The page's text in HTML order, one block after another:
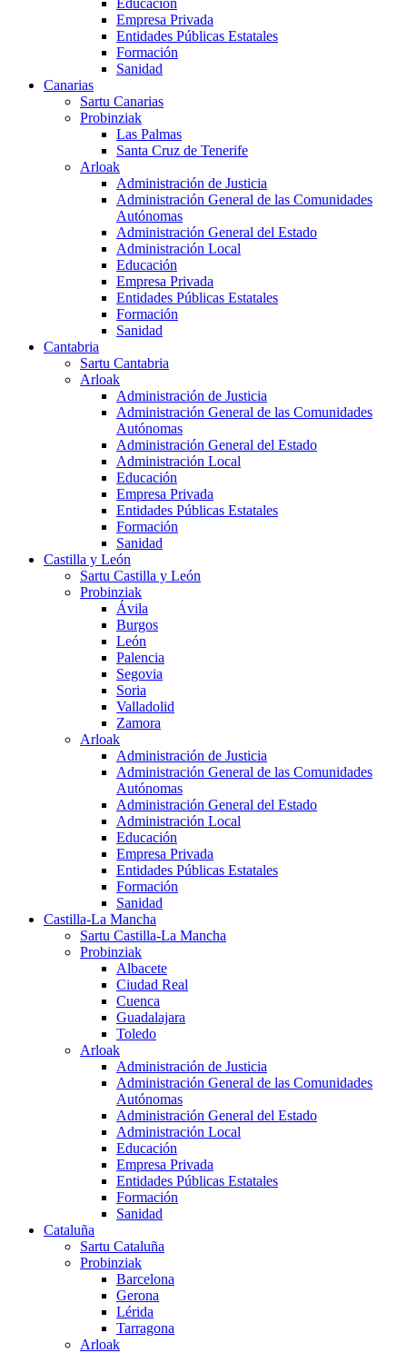
Educación
Empresa Privada
Entidades Públicas Estatales
Formación
Sanidad
Canarias
Sartu Canarias
Probinziak
Las Palmas
Santa Cruz de Tenerife
Arloak
Administración de Justicia
Administración General de las Comunidades
Autónomas
Administración General del Estado
Administración Local
Educación
Empresa Privada
Entidades Públicas Estatales
Formación
Sanidad
Cantabria
Sartu Cantabria
Arloak
Administración de Justicia
Administración General de las Comunidades
Autónomas
Administración General del Estado
Administración Local
Educación
Empresa Privada
Entidades Públicas Estatales
Formación
Sanidad
Castilla y León
Sartu Castilla y León
Probinziak
Ávila
Burgos
León
Palencia
Segovia
Soria
Valladolid
Zamora
Arloak
Administración de Justicia
Administración General de las Comunidades
Autónomas
Administración General del Estado
Administración Local
Educación
Empresa Privada
Entidades Públicas Estatales
Formación
Sanidad
Castilla-La Mancha
Sartu Castilla-La Mancha
Probinziak
Albacete
Ciudad Real
Cuenca
Guadalajara
Toledo
Arloak
Administración de Justicia
Administración General de las Comunidades
Autónomas
Administración General del Estado
Administración Local
Educación
Empresa Privada
Entidades Públicas Estatales
Formación
Sanidad
Cataluña
Sartu Cataluña
Probinziak
Barcelona
Gerona
Lérida
Tarragona
Arloak